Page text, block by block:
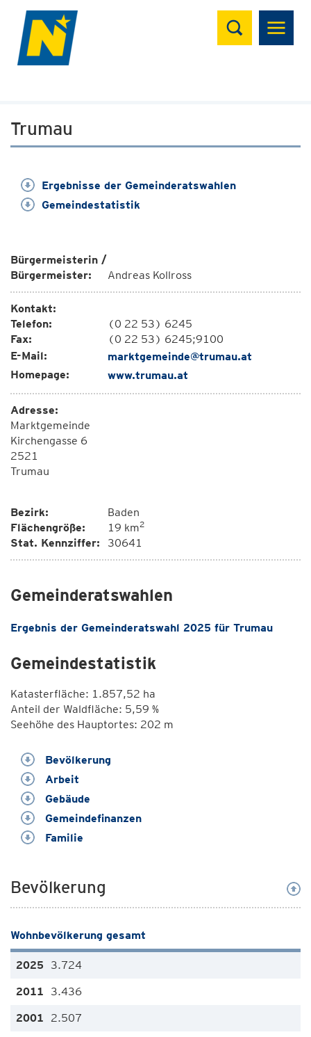
Suchen
Trumau
Ergebnisse der Gemeinderatswahlen
Gemeindestatistik
Bürgermeisterin /
Bürgermeister:
Andreas Kollross
Kontakt:
Telefon:
(0 22 53) 6245
Fax:
(0 22 53) 6245;9100
E-Mail:
marktgemeinde@trumau.at
Homepage:
www.trumau.at
Adresse:
Marktgemeinde
Kirchengasse 6
2521
Trumau
Bezirk:
Baden
Flächengröße:
19 km2
Stat. Kennziffer: 30641
Gemeinderatswahlen
Ergebnis der Gemeinderatswahl 2025 für Trumau
Gemeindestatistik
Katasterfläche: 1.857,52 ha
Anteil der Waldfläche: 5,59 %
Seehöhe des Hauptortes: 202 m
Bevölkerung
Arbeit
Gebäude
Gemeindefinanzen
Familie
Bevölkerung
Wohnbevölkerung gesamt
3.724
3.436
2.507